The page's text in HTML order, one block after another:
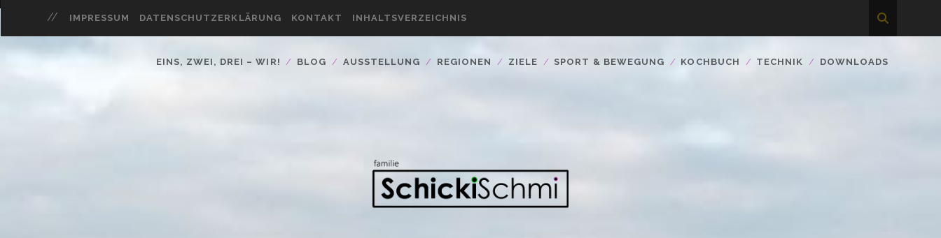
IMPRESSUM DATENSCHUTZERKLÄRUNG KONTAKT INHALTSVERZEICHNIS
EINS, ZWEI, DREI – WIR! BLOG AUSSTELLUNG REGIONEN ZIELE SPORT & BEWEGUNG KOCHBUCH TECHNIK DOWNLOADS